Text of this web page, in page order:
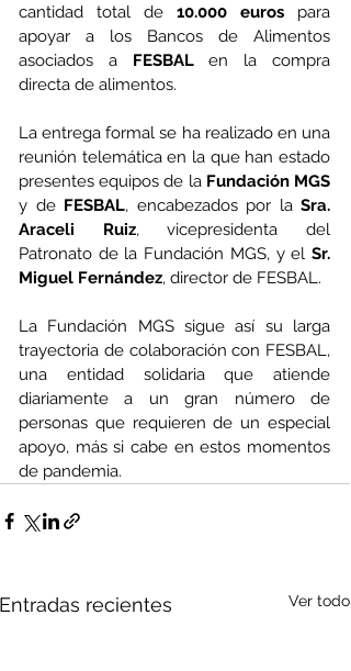
cantidad total de 10.000 euros para
apoyar a los Bancos de Alimentos
asociados a FESBAL en la compra
directa de alimentos.
La entrega formal se ha realizado en una
reunión telemática en la que han estado
presentes equipos de la Fundación MGS
y de FESBAL, encabezados por la Sra.
Araceli Ruiz, vicepresidenta del
Patronato de la Fundación MGS, y el Sr.
Miguel Fernández, director de FESBAL.
La Fundación MGS sigue así su larga
trayectoria de colaboración con FESBAL,
una entidad solidaria que atiende
diariamente a un gran número de
personas que requieren de un especial
apoyo, más si cabe en estos momentos
de pandemia.
Entradas recientes Ver todo